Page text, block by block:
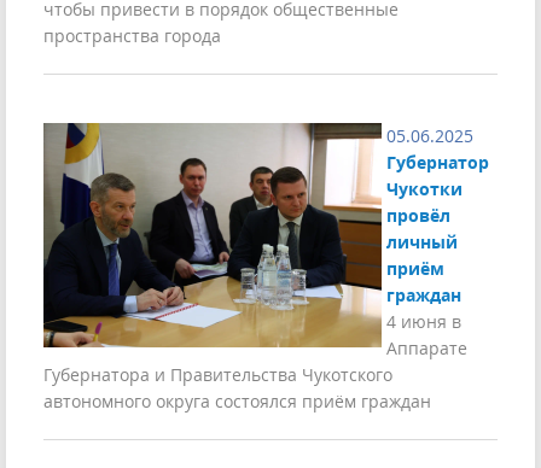
чтобы привести в порядок общественные
пространства города
05.06.2025
Губернатор
Чукотки
провёл
личный
приём
граждан
4 июня в
Аппарате
Губернатора и Правительства Чукотского
автономного округа состоялся приём граждан